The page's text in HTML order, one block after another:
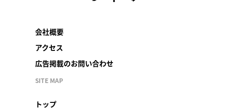
会社概要
アクセス
広告掲載のお問い合わせ
SITE MAP
トップ